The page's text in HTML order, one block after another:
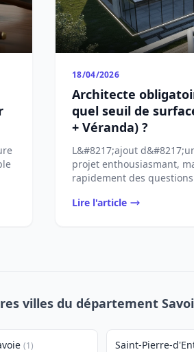
18/04/2026
Architecte
quel seuil de
+ Véranda) ?
L&#8217;ajout
projet enthousiasmant,
rapidement des
Lire l'article
villes du département
(1) Saint-Pierre-